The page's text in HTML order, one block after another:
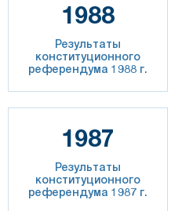
1988
Результаты
конституционного
референдума 1988 г.
1987
Результаты
конституционного
референдума 1987 г.